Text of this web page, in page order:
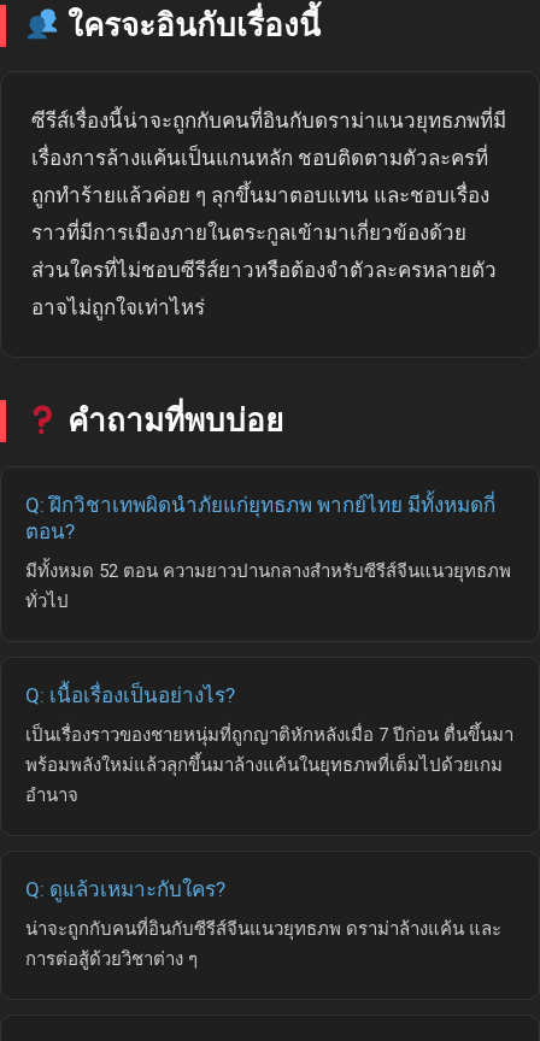
ใครจะอินกับเรื่องนี้
ซีรีส์เรื่องนี้น่าจะถูกกับคนที่อินกับดราม่าแนวยุทธภพที่มี
เรื่องการล้างแค้นเป็นแกนหลัก ชอบติดตามตัวละครที่
ถูกทำร้ายแล้วค่อย ๆ ลุกขึ้นมาตอบแทน และชอบเรื่อง
ราวที่มีการเมืองภายในตระกูลเข้ามาเกี่ยวข้องด้วย
ส่วนใครที่ไม่ชอบซีรีส์ยาวหรือต้องจำตัวละครหลายตัว
อาจไม่ถูกใจเท่าไหร่
คำถามที่พบบ่อย
Q: ฝึกวิชาเทพผิดนำภัยแก่ยุทธภพ พากย์ไทย มีทั้งหมดกี่
ตอน?
มีทั้งหมด 52 ตอน ความยาวปานกลางสำหรับซีรีส์จีนแนวยุทธภพ
ทั่วไป
Q: เนื้อเรื่องเป็นอย่างไร?
เป็นเรื่องราวของชายหนุ่มที่ถูกญาติหักหลังเมื่อ 7 ปีก่อน ตื่นขึ้นมา
พร้อมพลังใหม่แล้วลุกขึ้นมาล้างแค้นในยุทธภพที่เต็มไปด้วยเกม
อำนาจ
Q: ดูแล้วเหมาะกับใคร?
น่าจะถูกกับคนที่อินกับซีรีส์จีนแนวยุทธภพ ดราม่าล้างแค้น และ
การต่อสู้ด้วยวิชาต่าง ๆ